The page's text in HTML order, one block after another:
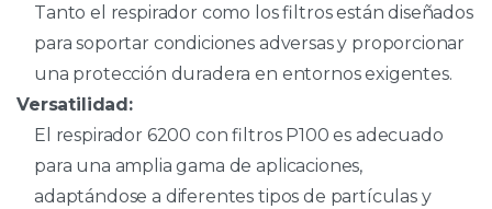
Tanto el respirador como los filtros están diseñados
para soportar condiciones adversas y proporcionar
una protección duradera en entornos exigentes.
Versatilidad:
El respirador 6200 con filtros P100 es adecuado
para una amplia gama de aplicaciones,
adaptándose a diferentes tipos de partículas y